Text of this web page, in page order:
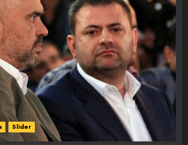
Slider